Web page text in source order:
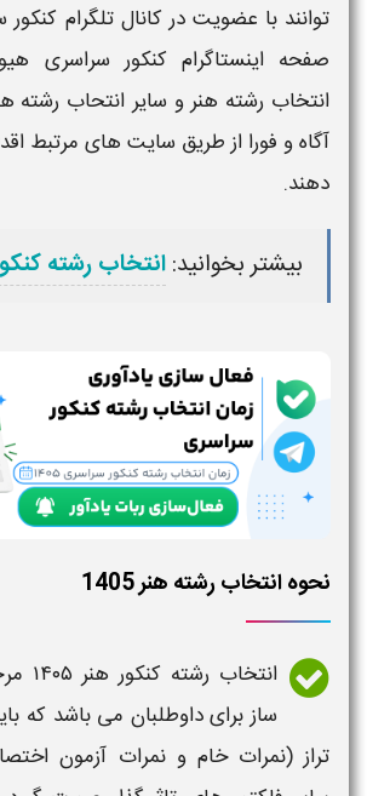
توانند با عضویت در کانال تلگرام کنکور
صفحه اینستاگرام کنکورسراسری
انتخاب رشته هنرو سایر انتحاب رشته
آگاه و فورا از طریق سایت های مرتبط
دهند.
بیشتر بخوانید:انتخاب رشته کنکور
نحوه انتخاب رشته هنر 1405
انتخاب رشته کنکور هنر ۱۴۰۵
ساز برای داوطلبان می باشد که
تراز (نمرات خام و نمرات آزمون